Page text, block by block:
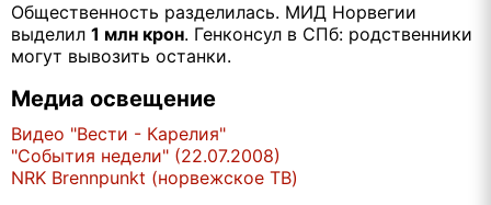
Общественность разделилась. МИД Норвегии
выделил 1 млн крон. Генконсул в СПб: родственники
могут вывозить останки.
Медиа освещение
Видео "Вести - Карелия"
"События недели" (22.07.2008)
NRK Brennpunkt (норвежское ТВ)